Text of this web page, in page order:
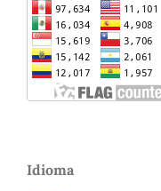
Idioma